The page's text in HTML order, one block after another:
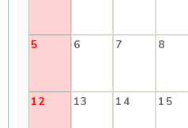
5 6 7 8
12 13 14 15